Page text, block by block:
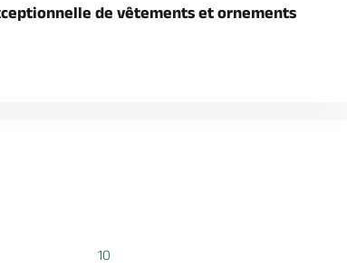
de vêtements et ornements
10